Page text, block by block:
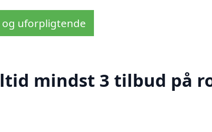
uforpligtende
mindst 3 tilbud på